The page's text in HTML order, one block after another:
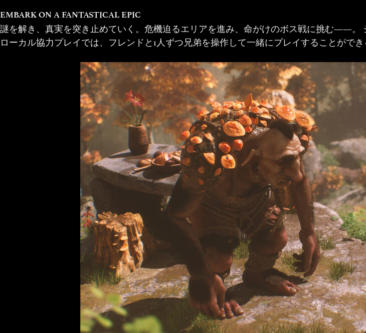
EMBARK ON A FANTASTICAL EPIC
謎を解き、真実を突き止めていく。危機迫るエリアを進み、命がけのボス戦に挑む——。
ローカル協力プレイでは、フレンドと1人ずつ兄弟を操作して一緒にプレイすることができ